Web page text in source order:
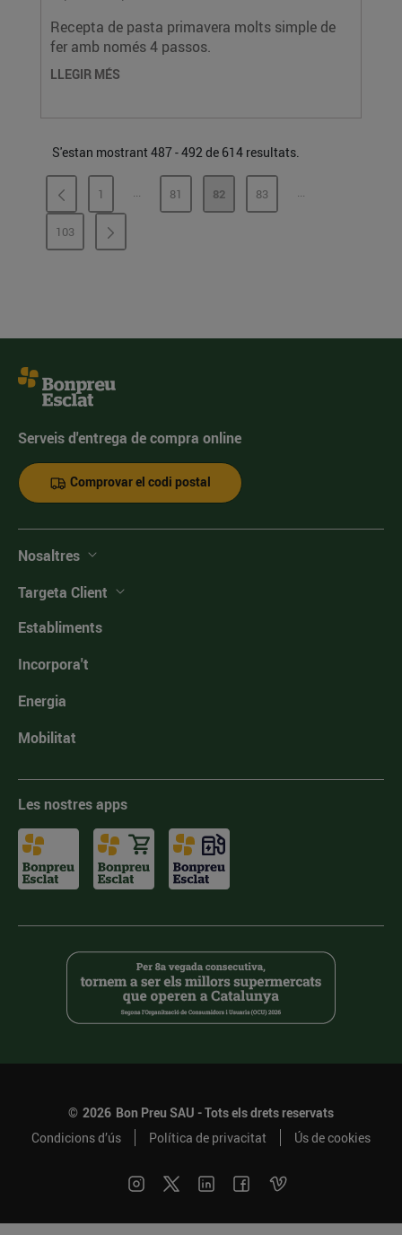
Recepta de pasta primavera molts simple de
fer amb només 4 passos.
LLEGIR MÉS
S'estan mostrant 487 - 492 de 614 resultats.
PÀGINA
1 ...PÀGINES INTERMÈDIES
PÀGINA
81 PÀGINA
82 PÀGINA
83 ...PÀGINES
PÀGINA
103
Serveis d'entrega de compra online
Comprovar el codi postal
Nosaltres
Targeta Client
Establiments
Incorpora't
Energia
Mobilitat
Les nostres apps
© 2026 Bon Preu SAU - Tots els drets reservats
Condicions d’ús
Política de privacitat Ús de cookies